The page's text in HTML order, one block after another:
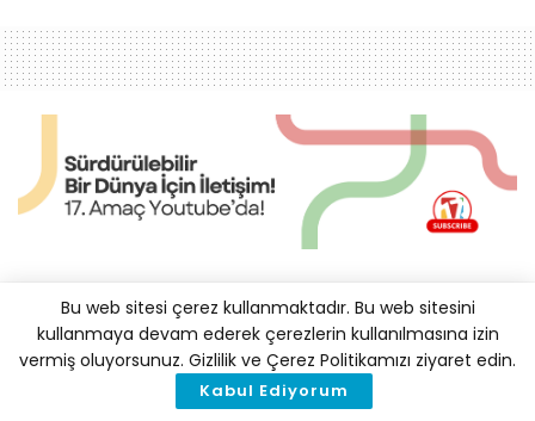
AB’nin 2025’e Kadar Rus
Gazından Çıkması için Yeni
Gaz Yatırımına İhtiyacı Yok
Bu web sitesi çerez kullanmaktadır. Bu web sitesini
kullanmaya devam ederek çerezlerin kullanılmasına izin
vermiş oluyorsunuz. Gizlilik ve Çerez Politikamızı ziyaret edin.
Kabul Ediyorum